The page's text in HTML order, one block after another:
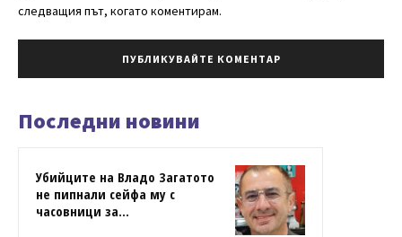
следващия път, когато коментирам.
Последни новини
Убийците на Владо Загатото
не пипнали сейфа му с
часовници за...